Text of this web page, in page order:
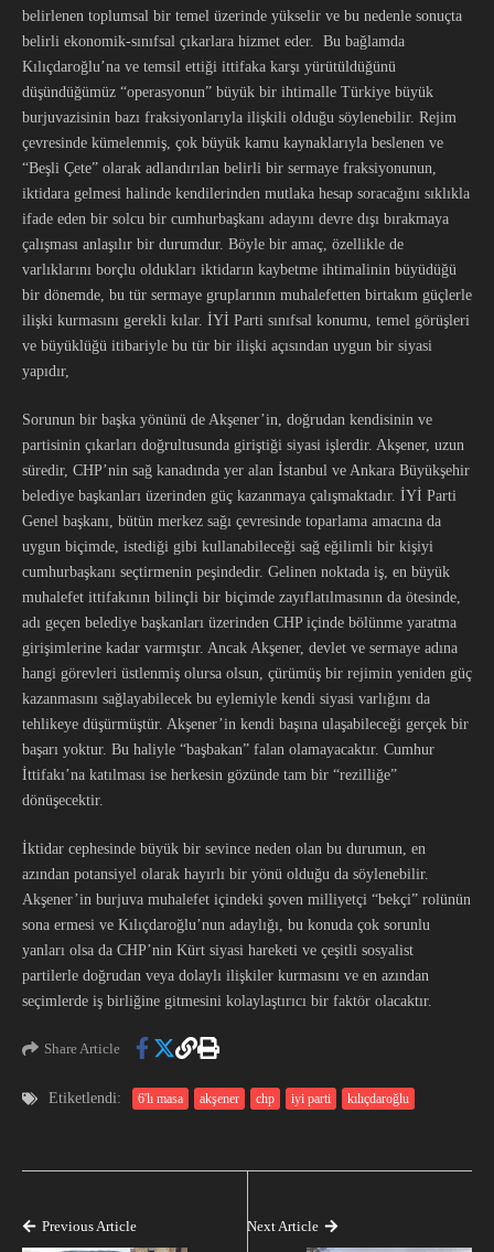
belirlenen toplumsal bir temel üzerinde yükselir ve bu nedenle sonuçta
belirli ekonomik-sınıfsal çıkarlara hizmet eder. Bu bağlamda
Kılıçdaroğlu’na ve temsil ettiği ittifaka karşı yürütüldüğünü
düşündüğümüz “operasyonun” büyük bir ihtimalle Türkiye büyük
burjuvazisinin bazı fraksiyonlarıyla ilişkili olduğu söylenebilir. Rejim
çevresinde kümelenmiş, çok büyük kamu kaynaklarıyla beslenen ve
“Beşli Çete” olarak adlandırılan belirli bir sermaye fraksiyonunun,
iktidara gelmesi halinde kendilerinden mutlaka hesap soracağını sıklıkla
ifade eden bir solcu bir cumhurbaşkanı adayını devre dışı bırakmaya
çalışması anlaşılır bir durumdur. Böyle bir amaç, özellikle de
varlıklarını borçlu oldukları iktidarın kaybetme ihtimalinin büyüdüğü
bir dönemde, bu tür sermaye gruplarının muhalefetten birtakım güçlerle
ilişki kurmasını gerekli kılar. İYİ Parti sınıfsal konumu, temel görüşleri
ve büyüklüğü itibariyle bu tür bir ilişki açısından uygun bir siyasi
yapıdır,
Sorunun bir başka yönünü de Akşener’in, doğrudan kendisinin ve
partisinin çıkarları doğrultusunda giriştiği siyasi işlerdir. Akşener, uzun
süredir, CHP’nin sağ kanadında yer alan İstanbul ve Ankara Büyükşehir
belediye başkanları üzerinden güç kazanmaya çalışmaktadır. İYİ Parti
Genel başkanı, bütün merkez sağı çevresinde toparlama amacına da
uygun biçimde, istediği gibi kullanabileceği sağ eğilimli bir kişiyi
cumhurbaşkanı seçtirmenin peşindedir. Gelinen noktada iş, en büyük
muhalefet ittifakının bilinçli bir biçimde zayıflatılmasının da ötesinde,
adı geçen belediye başkanları üzerinden CHP içinde bölünme yaratma
girişimlerine kadar varmıştır. Ancak Akşener, devlet ve sermaye adına
hangi görevleri üstlenmiş olursa olsun, çürümüş bir rejimin yeniden güç
kazanmasını sağlayabilecek bu eylemiyle kendi siyasi varlığını da
tehlikeye düşürmüştür. Akşener’in kendi başına ulaşabileceği gerçek bir
başarı yoktur. Bu haliyle “başbakan” falan olamayacaktır. Cumhur
İttifakı’na katılması ise herkesin gözünde tam bir “rezilliğe”
dönüşecektir.
İktidar cephesinde büyük bir sevince neden olan bu durumun, en
azından potansiyel olarak hayırlı bir yönü olduğu da söylenebilir.
Akşener’in burjuva muhalefet içindeki şoven milliyetçi “bekçi” rolünün
sona ermesi ve Kılıçdaroğlu’nun adaylığı, bu konuda çok sorunlu
yanları olsa da CHP’nin Kürt siyasi hareketi ve çeşitli sosyalist
partilerle doğrudan veya dolaylı ilişkiler kurmasını ve en azından
seçimlerde iş birliğine gitmesini kolaylaştırıcı bir faktör olacaktır.
Share Article
Etiketlendi: 6'lı masa akşener chp iyi parti kılıçdaroğlu
Previous Article Next Article